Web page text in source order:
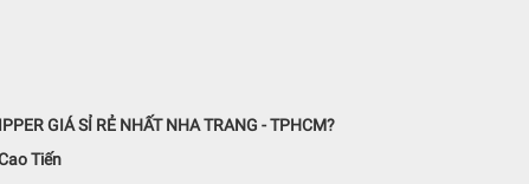
GIÁ SỈ RẺ NHẤT NHA TRANG - TPHCM?
Tiến